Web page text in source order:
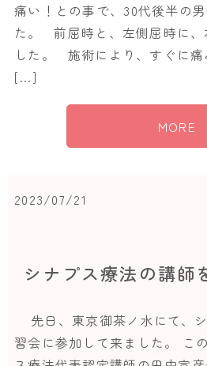
痛い！との事で、30代後半の
た。 前屈時と、左側屈時に
した。 施術により、すぐに
[…]
MORE
2023/07/21
シナプス療法の講師
先日、東京御茶ノ水にて、
習会に参加して来ました。 こ